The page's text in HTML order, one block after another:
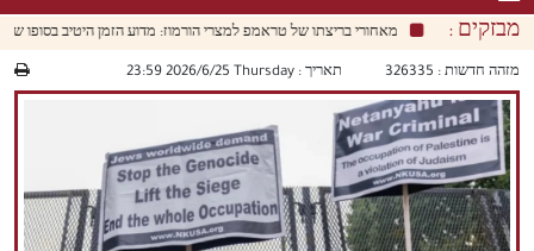
דף הבית|צור קשר|אודות
חדשות
תרבות וחברה
כלכלה
פוליטיקה
מולטימדיה
מבזקים : מאחורי בריצתו של טראמפ למצרי הורמוז: מדוע הזמן היטיב בסופו של
מזהה חדשות : 326335 תאריך :‫‫Thursday‬‬ 2026/6/25 23:59